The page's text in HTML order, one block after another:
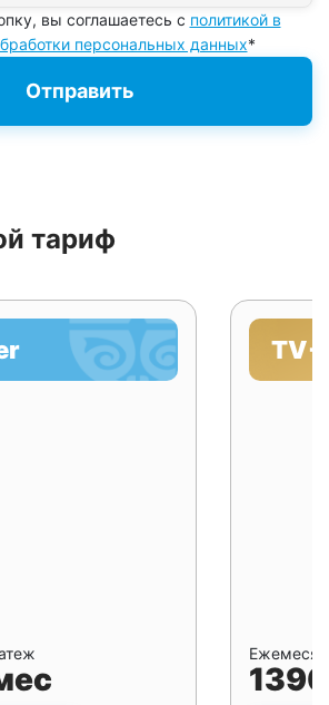
вы соглашаетесь с политикой в
персональных данных*
тариф
TV+